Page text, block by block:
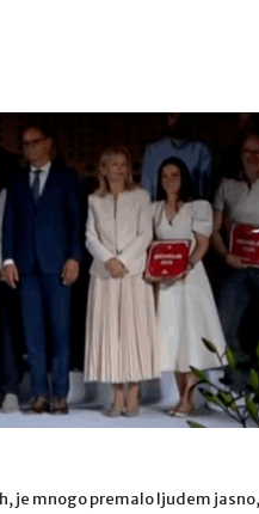
je mnogo premalo ljudem